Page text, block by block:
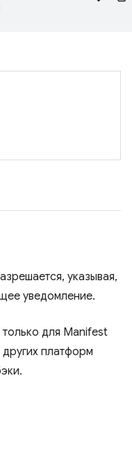
указывая,
уведомление.
для Manifest
платформ